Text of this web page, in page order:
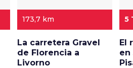
173,7 km
La carretera Gravel
de Florencia a
Livorno
5
El
en